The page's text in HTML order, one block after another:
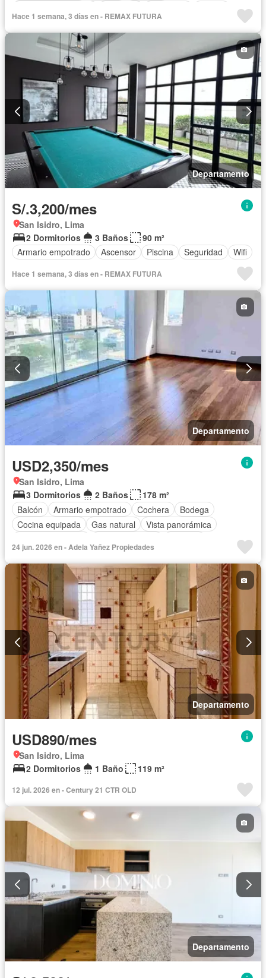
Hace 1 semana, 3 días en - REMAX FUTURA
Departamento
S/.3,200/mes
San Isidro, Lima
2 Dormitorios
3 Baños
90 m²
Armario empotrado
Ascensor Piscina Seguridad Wifi
Hace 1 semana, 3 días en - REMAX FUTURA
Departamento
USD2,350/mes
San Isidro, Lima
3 Dormitorios
2 Baños
178 m²
Balcón
Armario empotrado Cochera
Bodega
Cocina equipada
Gas natural
Vista panorámica
Seguridad
Permite mascotas Permite niños
24 jun. 2026 en - Adela Yañez Propiedades
Departamento
USD890/mes
San Isidro, Lima
2 Dormitorios
1 Baño 119 m²
12 jul. 2026 en - Century 21 CTR OLD
Departamento